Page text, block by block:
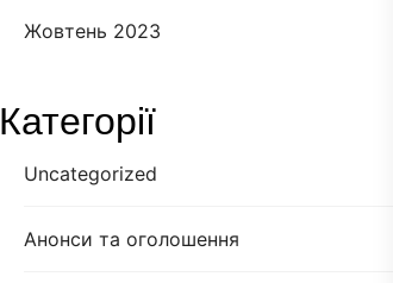
Жовтень 2023
Категорії
Uncategorized
Анонси та оголошення